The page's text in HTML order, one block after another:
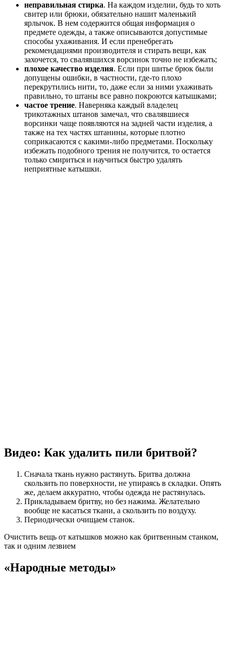
неправильная стирка. На каждом изделии, будь то хоть
свитер или брюки, обязательно нашит маленький
ярлычок. В нем содержится общая информация о
предмете одежды, а также описываются допустимые
способы ухаживания. И если пренебрегать
рекомендациями производителя и стирать вещи, как
захочется, то свалявшихся ворсинок точно не избежать;
плохое качество изделия. Если при шитье брюк были
допущены ошибки, в частности, где-то плохо
перекрутились нити, то, даже если за ними ухаживать
правильно, то штаны все равно покроются катышками;
частое трение. Наверняка каждый владелец
трикотажных штанов замечал, что свалявшиеся
ворсинки чаще появляются на задней части изделия, а
также на тех частях штанины, которые плотно
соприкасаются с какими-либо предметами. Поскольку
избежать подобного трения не получится, то остается
только смириться и научиться быстро удалять
неприятные катышки.
Видео: Как удалить пили бритвой?
Сначала ткань нужно растянуть. Бритва должна
скользить по поверхности, не упираясь в складки. Опять
же, делаем аккуратно, чтобы одежда не растянулась.
Прикладываем бритву, но без нажима. Желательно
вообще не касаться ткани, а скользить по воздуху.
Периодически очищаем станок.
Очистить вещь от катышков можно как бритвенным станком,
так и одним лезвием
«Народные методы»